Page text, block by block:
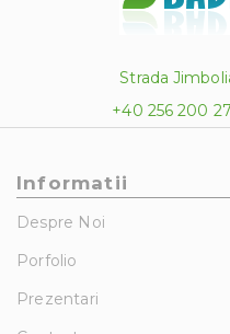
Strada
+40 256 200
Informatii
Despre Noi
Porfolio
Prezentari